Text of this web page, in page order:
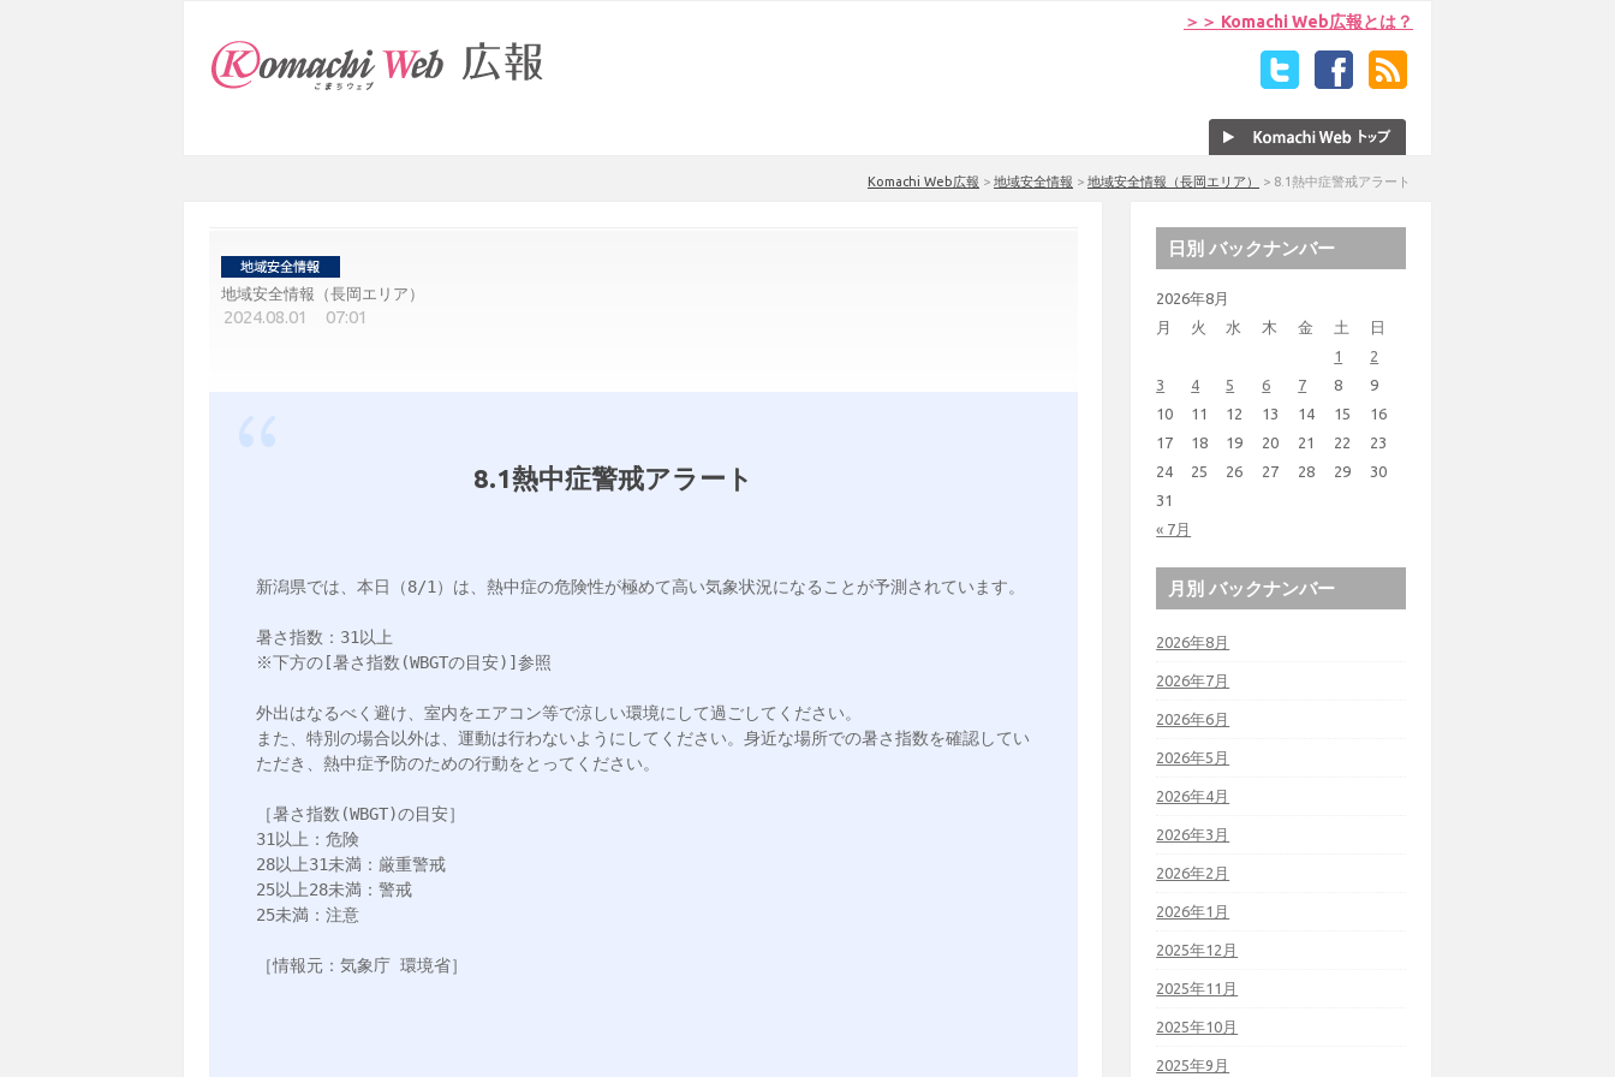
＞＞ Komachi Web広報とは？
Komachi Web広報 > 地域安全情報 > 地域安全情報（長岡エリア） > 8.1熱中症警戒アラート
地域安全情報（長岡エリア）
2024.08.01 07:01
8.1熱中症警戒アラート
新潟県では、本日（8/1）は、熱中症の危険性が極めて高い気象状況になることが予測されています。
暑さ指数：31以上
※下方の[暑さ指数(WBGTの目安)]参照
外出はなるべく避け、室内をエアコン等で涼しい環境にして過ごしてください。
また、特別の場合以外は、運動は行わないようにしてください。身近な場所での暑さ指数を確認してい
ただき、熱中症予防のための行動をとってください。
［暑さ指数(WBGT)の目安］
31以上：危険
28以上31未満：厳重警戒
25以上28未満：警戒
25未満：注意
［情報元：気象庁 環境省］
日別 バックナンバー
2026年8月
月
火 水 木 金 土 日
« 7月
1
2
3
4 5 6 7 8
9
10
11 12 13 14 15
16
17
18 19 20 21 22
23
24
25 26 27 28 29
30
31
月別 バックナンバー
2026年8月
2026年7月
2026年6月
2026年5月
2026年4月
2026年3月
2026年2月
2026年1月
2025年12月
2025年11月
2025年10月
2025年9月